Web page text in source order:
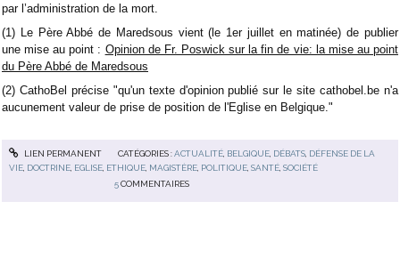
par l’administration de la mort.
(1) Le Père Abbé de Maredsous vient (le 1er juillet en matinée) de publier
une mise au point : Opinion de Fr. Poswick sur la fin de vie: la mise au point
du Père Abbé de Maredsous
(2) CathoBel précise "qu'un texte d'opinion publié sur le site cathobel.be n'a
aucunement valeur de prise de position de l'Eglise en Belgique."
LIEN PERMANENT CATÉGORIES :ACTUALITÉ, BELGIQUE, DÉBATS, DÉFENSE DE LA
VIE DOCTRINE EGLISE ETHIQUE MAGISTÈRE POLITIQUE ,SANTÉ ,SOCIÉTÉ
5 COMMENTAIRES